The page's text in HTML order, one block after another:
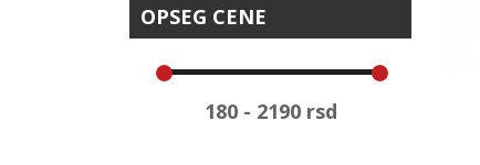
OPSEG CENE